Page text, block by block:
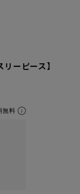
ーピース】
無料